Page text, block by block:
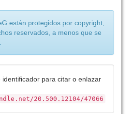
están protegidos por copyright,
reservados, a menos que se
identificador para citar o enlazar
20.500.12104/47066